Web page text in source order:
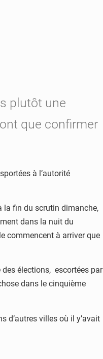
plutôt une
que confirmer
à l’autorité
la fin du scrutin dimanche,
dans la nuit du
commencent à arriver que
des élections, escortées par
dans le cinquième
d’autres villes où il y’avait